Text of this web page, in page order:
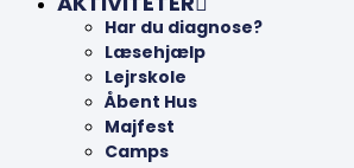
Har du diagnose?
Læsehjælp
Lejrskole
Åbent Hus
Majfest
Camps